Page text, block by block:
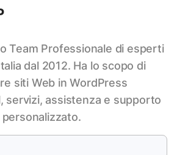
Team Professionale di esperti
dal 2012. Ha lo scopo di
siti Web in WordPress
servizi, assistenza e supporto